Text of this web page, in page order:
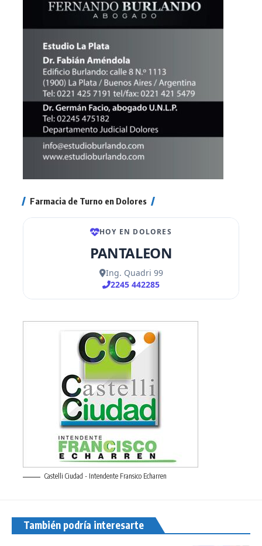
Farmacia de Turno en Dolores
Castelli Ciudad - Intendente Fransico Echarren
También podría interesarte